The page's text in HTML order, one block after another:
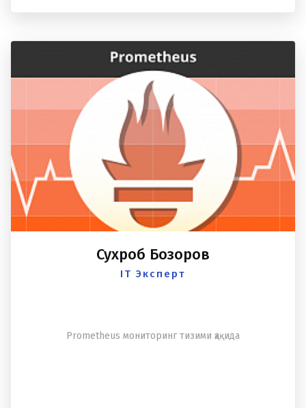
Сухроб Бозоров
IT Эксперт
Prometheus мониторинг тизими ҳақида